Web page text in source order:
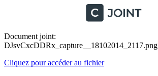
Document joint:
DJsvCxcDDRx_capture__18102014_2117.png
Cliquez pour accéder au fichier